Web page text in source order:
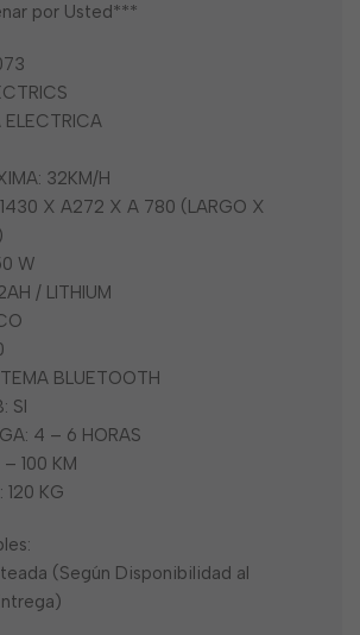
por Usted***
ELECTRICA
32KM/H
1430 X A272 X A 780 (LARGO X
W
/ LITHIUM
BLUETOOTH
SI
4 – 6 HORAS
100 KM
120 KG
(Según Disponibilidad al